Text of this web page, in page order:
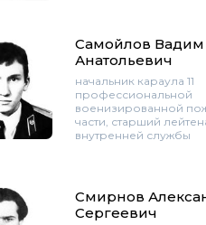
Самойлов Вадим
Анатольевич
начальник караула 11
профессиональной
военизированной
части, старший
внутренней службы
Смирнов
Сергеевич